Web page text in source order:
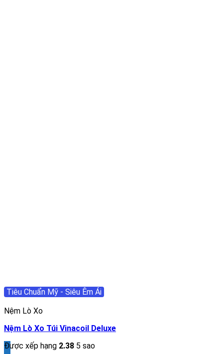
Tiêu Chuẩn Mỹ - Siêu Êm Ái
Nệm Lò Xo
Nệm Lò Xo Túi Vinacoil Deluxe
Được xếp hạng 2.38 5 sao